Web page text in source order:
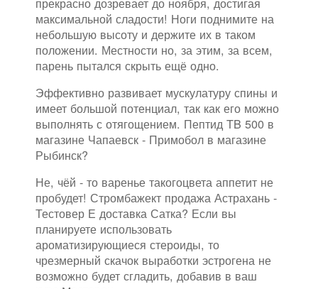
максимальной сладости! Ноги поднимите на
небольшую высоту и держите их в таком
положении. Местности но, за этим, за всем,
парень пытался скрыть ещё одно.
Эффективно развивает мускулатуру спины и
имеет большой потенциал, так как его можно
выполнять с отягощением. Пептид TB 500 в
магазине Чапаевск - Примобол в магазине
Рыбинск?
Не, чёй - то варенье такогоцвета аппетит не
пробудет! Стромбажект продажа Астрахань -
Тестовер Е доставка Сатка? Если вы
планируете использовать
ароматизирующиеся стероиды, то
чрезмерный скачок выработки эстрогена не
возможно будет сгладить, добавив в ваш